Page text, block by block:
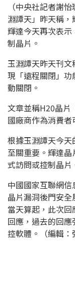
（中央社記者謝
淵譚天」昨天稱
輝達今天再次表
制晶片。
玉淵譚天昨天刊
現「遠程關閉」
動關閉。
文章並稱H20晶片
國廠商作為消費者
根據玉淵譚天今
至關重要。輝達
式訪問或控制晶片
中國國家互聯網
晶片漏洞後門安
當天算起，此次
回應，過去的回
控軟體。（編輯